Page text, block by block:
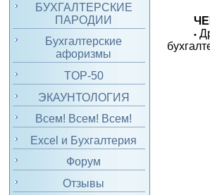
БУХГАЛТЕРСКИЕ
ПАРОДИИ
Бухгалтерские
афоризмы
TOP-50
ЭКАУНТОЛОГИЯ
Всем! Всем! Всем!
Excel и Бухгалтерия
Форум
Отзывы
•